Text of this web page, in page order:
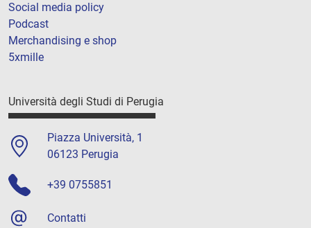
Social media policy
Podcast
Merchandising e shop
5xmille
Università degli Studi di Perugia
Piazza Università, 1
06123 Perugia
+39 0755851
Contatti